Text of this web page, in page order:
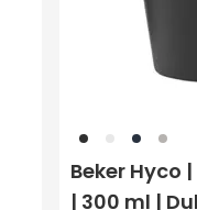
001 005 032
Beker Hyco
| 300 ml |